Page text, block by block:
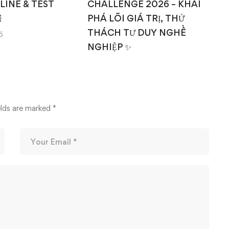
& TEST
CHALLENGE 2026 – KHAI
PHÁ LÕI GIÁ TRỊ, THỬ
THÁCH TƯ DUY NGHỀ
NGHIỆP ✨
are marked *